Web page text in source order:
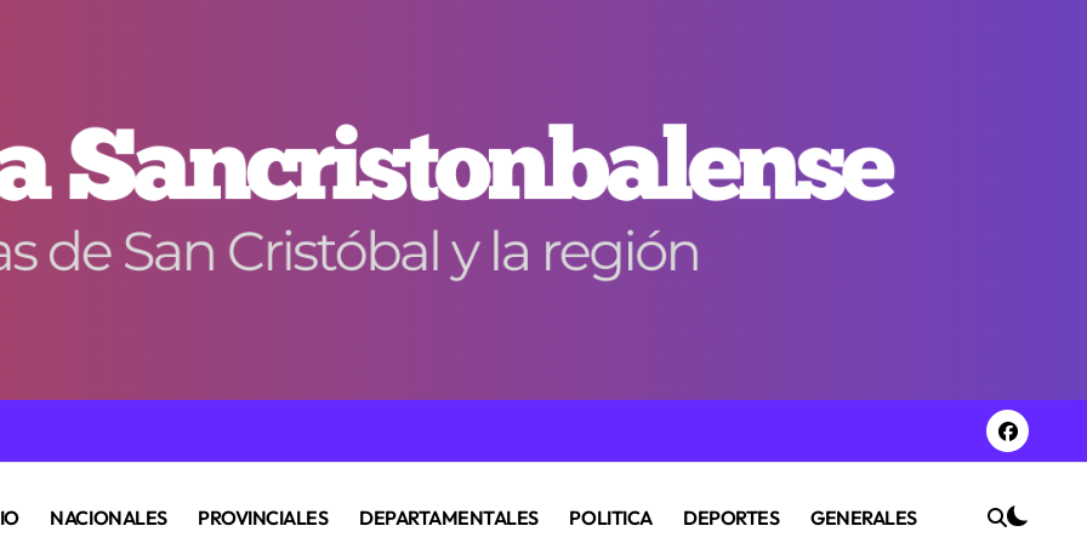
NACIONALES PROVINCIALES DEPARTAMENTALES POLITICA DEPORTES GENERALES